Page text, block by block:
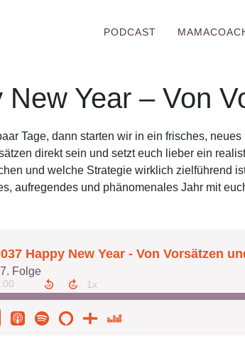
PODCAST
New Year – Von
Tage, dann starten wir in ein frisches,
direkt sein und setzt euch lieber ein
und welche Strategie wirklich zielführend
aufregendes und phänomenales Jahr mit